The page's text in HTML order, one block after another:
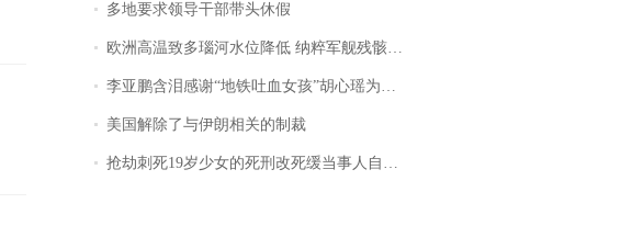
多地要求领导干部带头休假
欧洲高温致多瑙河水位降低 纳粹军舰残骸重见天日
李亚鹏含泪感谢“地铁吐血女孩”胡心瑶为嫣然天使捐99999元：这份捐赠太沉重，尊重其捐赠意愿，个人向胡心瑶和她的病友之家各捐赠99999元
美国解除了与伊朗相关的制裁
抢劫刺死19岁少女的死刑改死缓当事人自述：出狱11年间始终刻意躲避被害人家属